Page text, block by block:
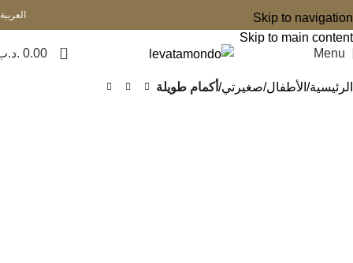
Skip to navigation
Skip to main content
العربية
Menu
0
0.00
الرئيسية الأطفال صغيرتي أكمام طويلة